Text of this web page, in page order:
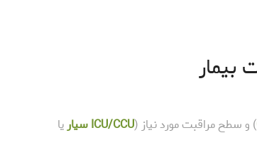
) و سطح مراقبت مورد نیاز (ICU/CCU سیار
یا